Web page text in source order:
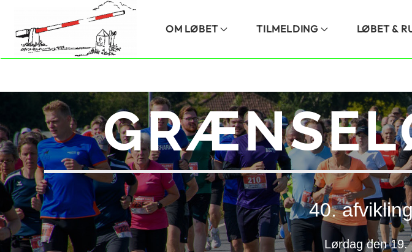
Skip to main content OM LØBET TILMELDING LØBET &
40.
Lørdag den 19.